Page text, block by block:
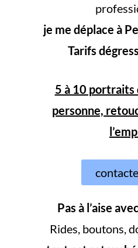
je me déplace à
Tarifs
5 à 10
personne,
Pas à l’aise
Rides, boutons,